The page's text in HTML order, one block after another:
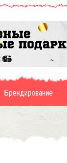
Брендирование